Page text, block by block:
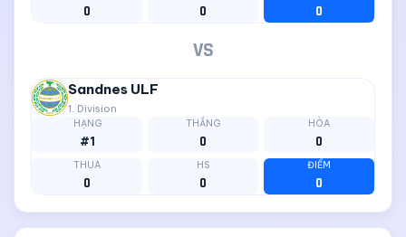
0 0 0
VS
Sandnes ULF
1. Division
HẠNG
#1
THẮNG
0
HÒA
0
THUA
0
HS
0
ĐIỂM
0